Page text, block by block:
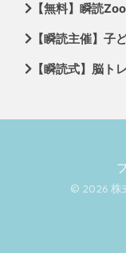
【無料】瞬読
【瞬読主催】子
【瞬読式】脳ト
© 2026 株